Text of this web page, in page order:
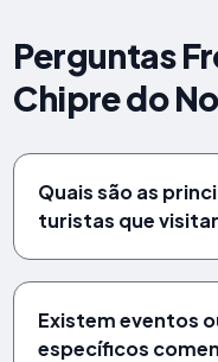
Perguntas
Chipre do
Quais são as
turistas que
Existem eventos
específicos